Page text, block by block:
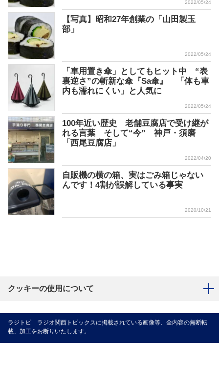
2022/05/24
【写真】昭和27年創業の「山田製玉
部」
2022/05/24
「車用置き傘」としてもヒット中 “表
裏逆さ”の斬新な傘『Sa傘』 「体も車
内も濡れにくい」と人気に
2022/05/24
100年近い歴史 老舗豆腐店で受け継が
れる言葉 そして“今” 神戸・須磨
「西尾豆腐店」
2022/04/20
自販機の横の箱、実はごみ箱じゃない
んです！4割が誤解している事実
2020/10/21
クッキーの使用について
ラジトピ ラジオ関西トピックスに掲載されている画像等、全内容の無断転
載、加工をお断りいたします。